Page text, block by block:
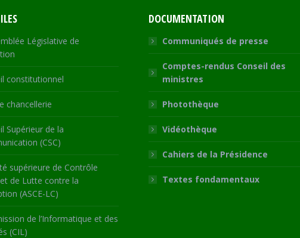
Législative de
constitutionnel
chancellerie
Supérieur de la
(CSC)
supérieure de Contrôle
et de Lutte contre la
(ASCE-LC)
de l’Informatique et des
(CIL)
DOCUMENTATION
Communiqués de presse
Comptes-rendus Conseil des
ministres
Photothèque
Vidéothèque
Cahiers de la Présidence
Textes fondamentaux